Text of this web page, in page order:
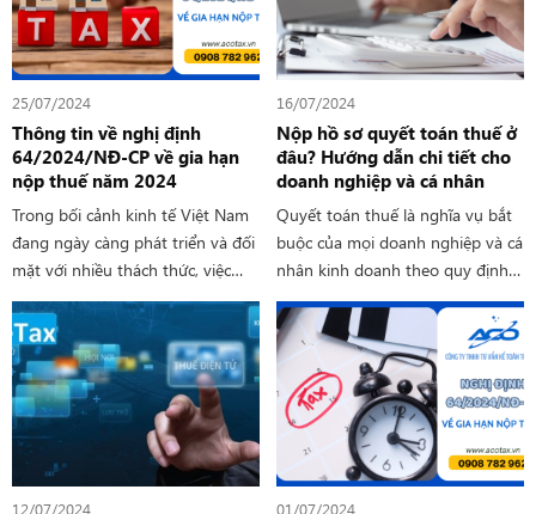
GTGT.
25/07/2024
Thông tin về nghị định
64/2024/NĐ-CP về gia hạn
nộp thuế năm 2024
Trong bối cảnh kinh tế Việt Nam
đang ngày càng phát triển và đối
mặt với nhiều thách thức, việc
quản lý tài chính và thuế trở nên
vô cùng quan trọng đối với các
doanh nghiệp. Để hỗ trợ các
doanh nghiệp vượt qua khó
khăn, năm 2024 này, Chính phủ
đã ban hành Nghị định 64 về gia
hạn nộp thuế. Đây là một biện
pháp thiết thực nhằm giảm bớt
16/07/2024
Nộp hồ sơ quyết toán thuế ở
đâu? Hướng dẫn chi tiết cho
doanh nghiệp và cá nhân
Quyết toán thuế là nghĩa vụ bắt
buộc của mọi doanh nghiệp và cá
nhân kinh doanh theo quy định
của pháp luật thuế. Việc nộp hồ
sơ quyết toán thuế đúng hạn và
đầy đủ là điều kiện quan trọng để
doanh nghiệp và cá nhân hoàn
thành nghĩa vụ thuế của mình.
12/07/2024 01/07/2024